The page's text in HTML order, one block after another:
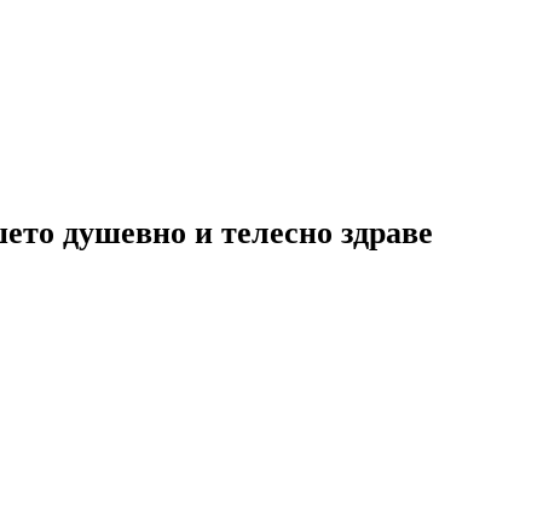
душевно и телесно здраве